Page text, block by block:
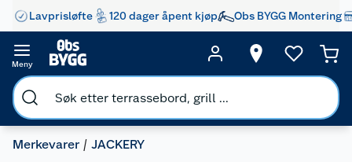
Lavprisløfte 120 dager åpent kjøp Obs BYGG Montering
Meny
Merkevarer JACKERY